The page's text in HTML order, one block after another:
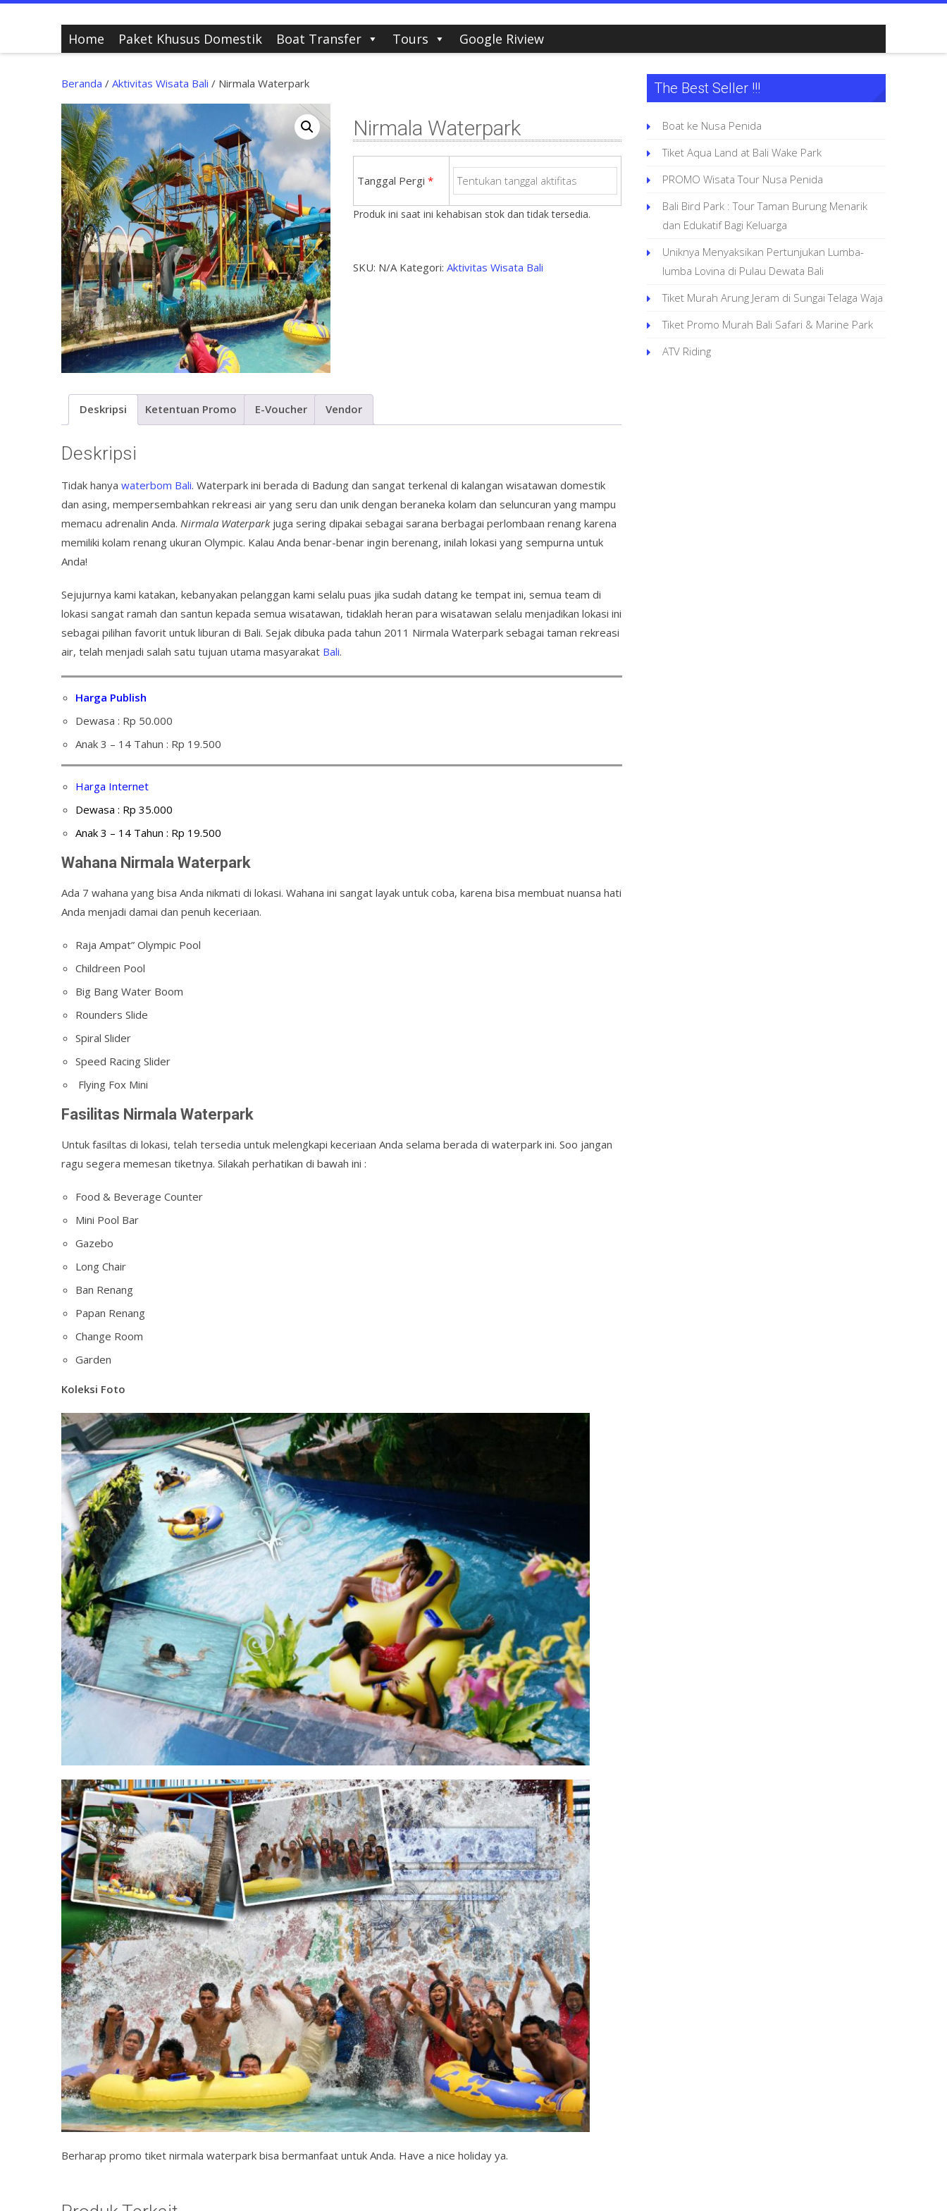
Home Paket Khusus Domestik Boat Transfer Tours Google Riview
Beranda / Aktivitas Wisata Bali / Nirmala Waterpark
Nirmala Waterpark
Tanggal Pergi *
Produk ini saat ini kehabisan stok dan tidak tersedia.
SKU: N/A Kategori: Aktivitas Wisata Bali
Deskripsi Ketentuan Promo E-Voucher Vendor
Deskripsi
Tidak hanya waterbom Bali. Waterpark ini berada di Badung dan sangat terkenal di kalangan wisatawan domestik
dan asing, mempersembahkan rekreasi air yang seru dan unik dengan beraneka kolam dan seluncuran yang mampu
memacu adrenalin Anda. Nirmala Waterparkjuga sering dipakai sebagai sarana berbagai perlombaan renang karena
memiliki kolam renang ukuran Olympic. Kalau Anda benar-benar ingin berenang, inilah lokasi yang sempurna untuk
Anda!
Sejujurnya kami katakan, kebanyakan pelanggan kami selalu puas jika sudah datang ke tempat ini, semua team di
lokasi sangat ramah dan santun kepada semua wisatawan, tidaklah heran para wisatawan selalu menjadikan lokasi ini
sebagai pilihan favorit untuk liburan di Bali. Sejak dibuka pada tahun 2011 Nirmala Waterpark sebagai taman rekreasi
air, telah menjadi salah satu tujuan utama masyarakat Bali.
Harga Publish
Dewasa : Rp 50.000
Anak 3 – 14 Tahun : Rp 19.500
Harga Internet
Dewasa : Rp 35.000
Anak 3 – 14 Tahun : Rp 19.500
Wahana Nirmala Waterpark
Ada 7 wahana yang bisa Anda nikmati di lokasi. Wahana ini sangat layak untuk coba, karena bisa membuat nuansa hati
Anda menjadi damai dan penuh keceriaan.
Raja Ampat” Olympic Pool
Childreen Pool
Big Bang Water Boom
Rounders Slide
Spiral Slider
Speed Racing Slider
Flying Fox Mini
Fasilitas Nirmala Waterpark
Untuk fasiltas di lokasi, telah tersedia untuk melengkapi keceriaan Anda selama berada di waterpark ini. Soo jangan
ragu segera memesan tiketnya. Silakah perhatikan di bawah ini :
Food & Beverage Counter
Mini Pool Bar
Gazebo
Long Chair
Ban Renang
Papan Renang
Change Room
Garden
Koleksi Foto
Berharap promo tiket nirmala waterpark bisa bermanfaat untuk Anda. Have a nice holiday ya.
The Best Seller !!!
Boat ke Nusa Penida
Tiket Aqua Land at Bali Wake Park
PROMO Wisata Tour Nusa Penida
Bali Bird Park : Tour Taman Burung Menarik
dan Edukatif Bagi Keluarga
Uniknya Menyaksikan Pertunjukan Lumba-
lumba Lovina di Pulau Dewata Bali
Tiket Murah Arung Jeram di Sungai Telaga Waja
Tiket Promo Murah Bali Safari & Marine Park
ATV Riding